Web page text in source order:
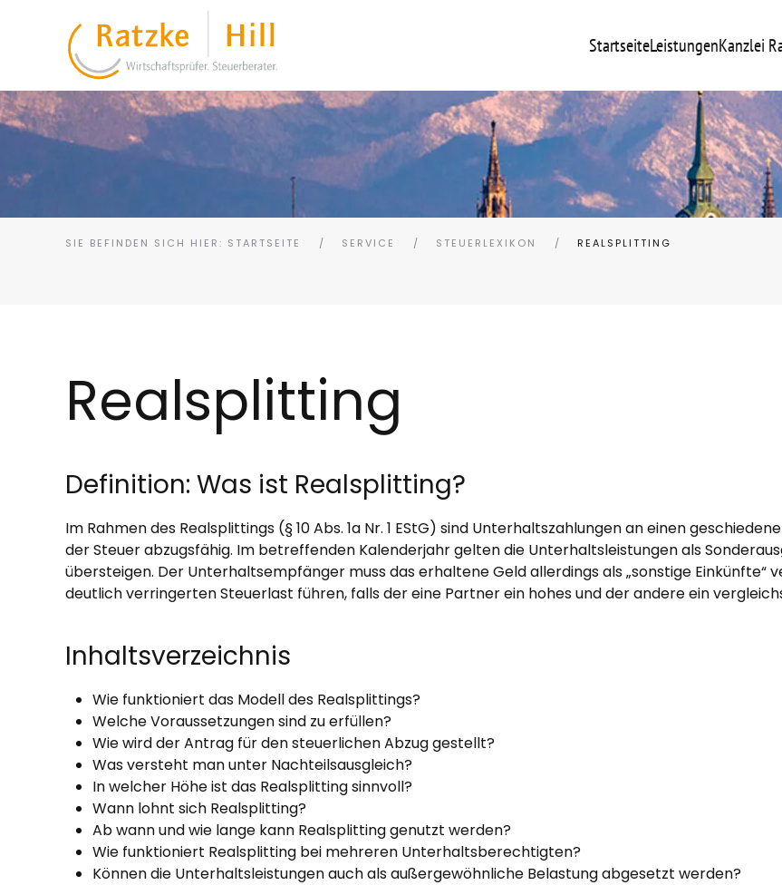
StartseiteLeistungenKanzlei
SIE BEFINDEN SICH HIER: STARTSEITE SERVICE STEUERLEXIKON REALSPLITTING
Realsplitting
Definition: Was ist Realsplitting?
Im Rahmen des Realsplittings (§ 10 Abs. 1a Nr. 1 EStG) sind Unterhaltszahlungen an einen
der Steuer abzugsfähig. Im betreffenden Kalenderjahr gelten die Unterhaltsleistungen als
übersteigen. Der Unterhaltsempfänger muss das erhaltene Geld allerdings als „sonstige Einkünfte“
deutlich verringerten Steuerlast führen, falls der eine Partner ein hohes und der andere ein
Inhaltsverzeichnis
Wie funktioniert das Modell des Realsplittings?
Welche Voraussetzungen sind zu erfüllen?
Wie wird der Antrag für den steuerlichen Abzug gestellt?
Was versteht man unter Nachteilsausgleich?
In welcher Höhe ist das Realsplitting sinnvoll?
Wann lohnt sich Realsplitting?
Ab wann und wie lange kann Realsplitting genutzt werden?
Wie funktioniert Realsplitting bei mehreren Unterhaltsberechtigten?
Können die Unterhaltsleistungen auch als außergewöhnliche Belastung abgesetzt werden?